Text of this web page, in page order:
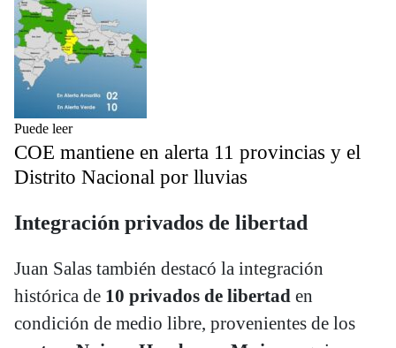
Puede leer
COE mantiene en alerta 11 provincias y el
Distrito Nacional por lluvias
Integración privados de libertad
Juan Salas también destacó la integración
histórica de 10 privados de libertad en
condición de medio libre, provenientes de los